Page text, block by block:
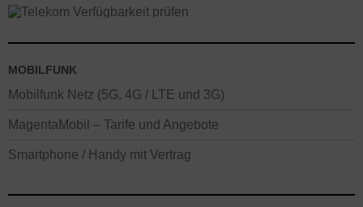
MOBILFUNK
Mobilfunk Netz (5G, 4G / LTE und 3G)
MagentaMobil – Tarife und Angebote
Smartphone / Handy mit Vertrag